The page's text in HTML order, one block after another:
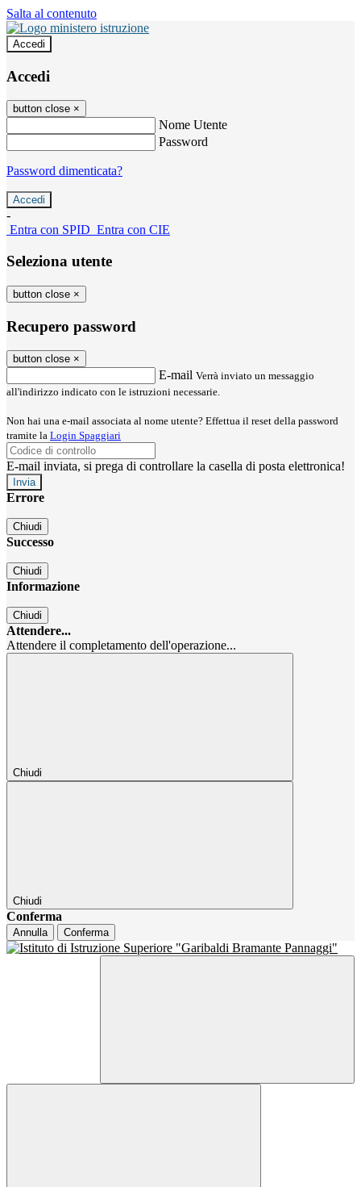
Salta al contenuto
Accedi
Accedi
button close ×
Nome Utente
Password
Password dimenticata?
-
Entra con SPID Entra con CIE
Seleziona utente
button close ×
Recupero password
button close ×
E-mail Verrà inviato un messaggio
all'indirizzo indicato con le istruzioni necessarie.
Non hai una e-mail associata al nome utente? Effettua il reset della password
tramite la Login Spaggiari
E-mail inviata, si prega di controllare la casella di posta elettronica!
Errore
Chiudi
Successo
Chiudi
Informazione
Chiudi
Attendere...
Attendere il completamento dell'operazione...
Chiudi
Chiudi
Conferma
Annulla Conferma